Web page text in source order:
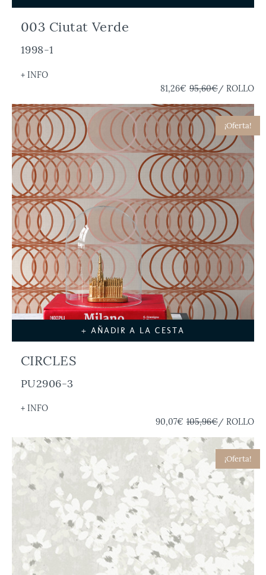
003 Ciutat Verde
1998-1
+ INFO
81,26€ 95,60€/ ROLLO
¡Oferta!
+ AÑADIR A LA CESTA
CIRCLES
PU2906-3
+ INFO
90,07€ 105,96€/ ROLLO
¡Oferta!